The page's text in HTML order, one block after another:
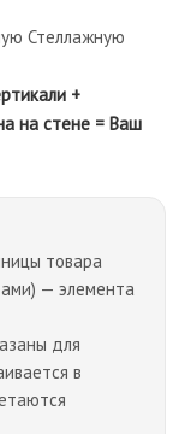
Стеллажную
+
на стене = Ваш
товара
— элемента
для
в